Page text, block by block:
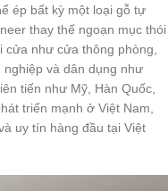
ép bất kỳ một loại gỗ tự
thay thế ngoạn mục thói
như cửa thông phòng,
và dân dụng như
tiến như Mỹ, Hàn Quốc,
triển mạnh ở Việt Nam,
uy tín hàng đầu tại Việt